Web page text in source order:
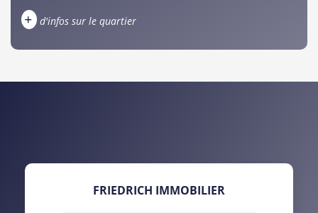
+ d'infos sur le quartier
VOITURE
FRIEDRICH IMMOBILIER